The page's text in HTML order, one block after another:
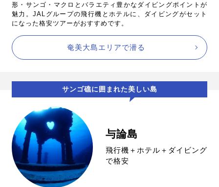
形・サンゴ・マクロとバラエティ豊かなダイビングポイントが
魅力。JALグループの飛行機とホテルに、ダイビングがセット
になった格安ツアーがおすすめです。
奄美大島エリアで潜る
サンゴ礁に囲まれた美しい島
与論島
飛行機＋ホテル＋ダイビング
で格安